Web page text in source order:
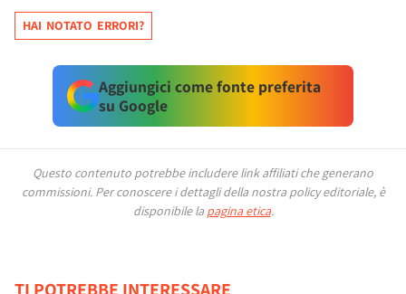
HAI NOTATO ERRORI?
Aggiungici come fonte preferita
su Google
Questo contenuto potrebbe includere link affiliati che generano
commissioni. Per conoscere i dettagli della nostra policy editoriale, è
disponibile la pagina etica.